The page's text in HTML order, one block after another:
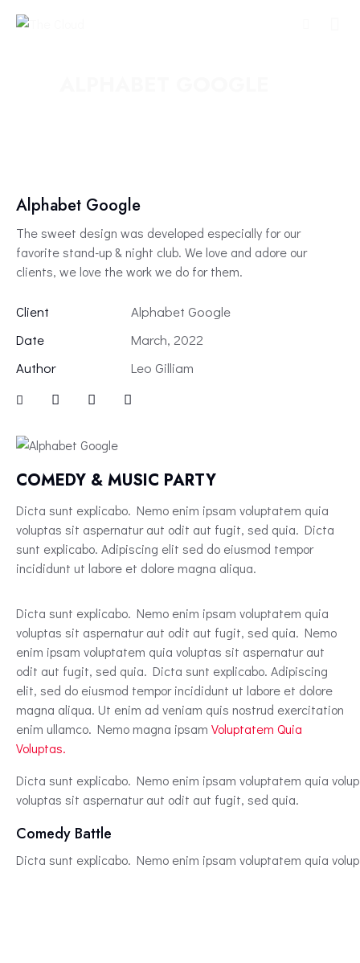
COMEDY & MUSIC PARTY
Dicta sunt explicabo. Nemo enim ipsam voluptatem quia
voluptas sit aspernatur aut odit aut fugit, sed quia. Dicta
sunt explicabo. Adipiscing elit sed do eiusmod tempor
incididunt ut labore et dolore magna aliqua.
Dicta sunt explicabo. Nemo enim ipsam voluptatem quia
voluptas sit aspernatur aut odit aut fugit, sed quia. Nemo
enim ipsam voluptatem quia voluptas sit aspernatur aut
odit aut fugit, sed quia. Dicta sunt explicabo. Adipiscing
elit, sed do eiusmod tempor incididunt ut labore et dolore
magna aliqua. Ut enim ad veniam quis nostrud exercitation
enim ullamco. Nemo magna ipsam Voluptatem Quia
Voluptas.
Dicta sunt explicabo. Nemo enim ipsam voluptatem quia
voluptas sit aspernatur aut odit aut fugit, sed quia.
Comedy Battle
Dicta sunt explicabo. Nemo enim ipsam voluptatem quia
Alphabet Google
The sweet design was developed especially for our
favorite stand-up & night club. We love and adore our
clients, we love the work we do for them.
Client
Alphabet Google
Date
March, 2022
Author
Leo Gilliam